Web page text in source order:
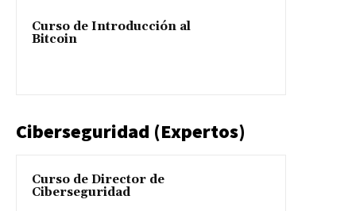
Curso de Introducción al
Bitcoin
Ciberseguridad (Expertos)
Curso de Director de
Ciberseguridad